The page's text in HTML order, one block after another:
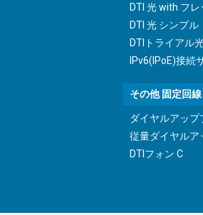
DTI 光 with フレ
DTI 光 シンプル
DTIトライアル
IPv6(IPoE)接続
その他 固定回
ダイヤルアップ
従量ダイヤルア
DTIフォン C